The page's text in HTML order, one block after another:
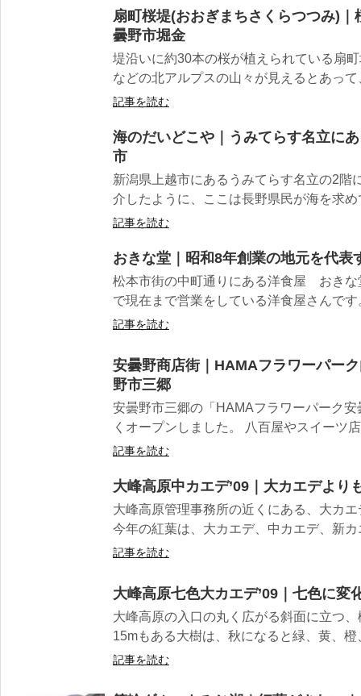
扇町桜堤(おおぎまちさくらつつみ)
曇野市堀金
堤沿いに約30本の桜が植えられている扇
などの北アルプスの山々が見えるとあっ
記事を読む
海のだいどこや｜うみてらす名立に
市
新潟県上越市にあるうみてらす名立の2階
介したように、ここは長野県民が海を求
記事を読む
おきな堂｜昭和8年創業の地元を代表
松本市街の中町通りにある洋食屋 おきな
で現在まで営業をしている洋食屋さんで
記事を読む
安曇野商店街｜HAMAフラワーパー
野市三郷
安曇野市三郷の「HAMAフラワーパーク
くオープンしました。 八百屋やスイーツ
記事を読む
大峰高原中カエデ’09｜大カエデより
大峰高原管理事務所の近くにある、大カ
今年の紅葉は、大カエデ、中カエデ、新
記事を読む
大峰高原七色大カエデ’09｜七色に変
大峰高原の入口の丸く広がる斜面に立つ
15mもある大樹は、秋になると緑、黄、
記事を読む